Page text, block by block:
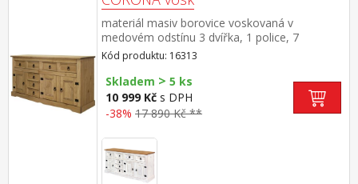
materiál masiv borovice voskovaná v
medovém odstínu 3 dvířka, 1 police, 7
zásuvek, kovové ozdobné úchytky součást
sestavy Corona
Kód produktu: 16313
Skladem > 5 ks
10 999 Kč s DPH
-38% 17 890 Kč **